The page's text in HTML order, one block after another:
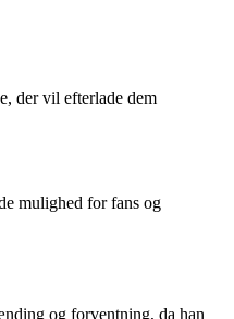
der vil efterlade dem
mulighed for fans og
og forventning, da han